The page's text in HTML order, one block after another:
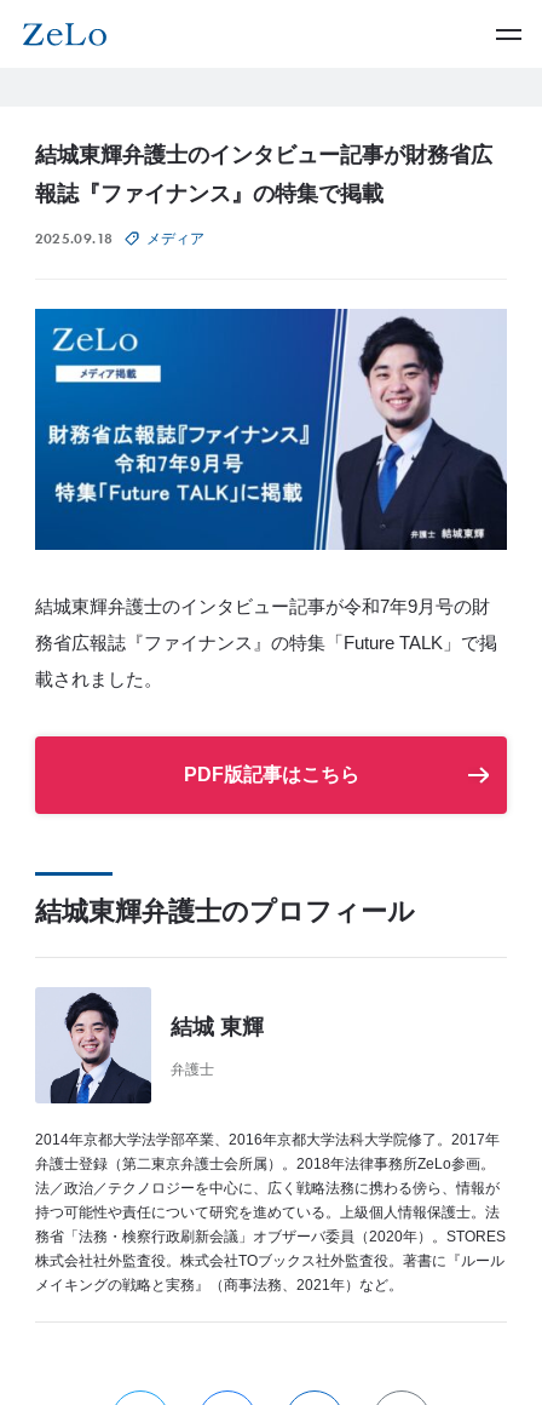
結城東輝弁護士のインタビュー記事が財務省広
報誌『ファイナンス』の特集で掲載
2025.09.18 メディア
結城東輝弁護士のインタビュー記事が令和7年9月号の財
務省広報誌『ファイナンス』の特集「Future TALK」で掲
載されました。
PDF版記事はこちら
結城東輝弁護士のプロフィール
結城 東輝
弁護士
2014年京都大学法学部卒業、2016年京都大学法科大学院修了。2017年
弁護士登録（第二東京弁護士会所属）。2018年法律事務所ZeLo参画。
法／政治／テクノロジーを中心に、広く戦略法務に携わる傍ら、情報が
持つ可能性や責任について研究を進めている。上級個人情報保護士。法
務省「法務・検察行政刷新会議」オブザーバ委員（2020年）。STORES
株式会社社外監査役。株式会社TOブックス社外監査役。著書に『ルール
メイキングの戦略と実務』（商事法務、2021年）など。